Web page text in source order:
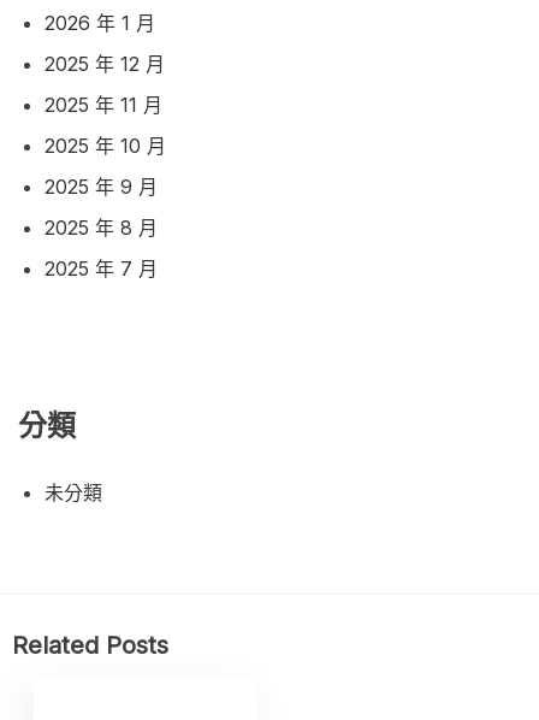
2026 年 1 月
2025 年 12 月
2025 年 11 月
2025 年 10 月
2025 年 9 月
2025 年 8 月
2025 年 7 月
分類
未分類
Related Posts